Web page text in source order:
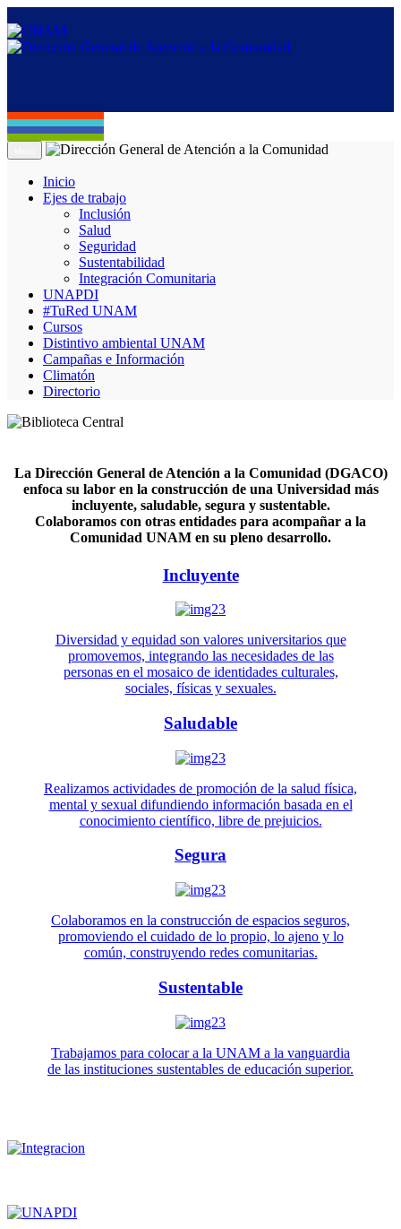
Inicio
Ejes de trabajo
Inclusión
Salud
Seguridad
Sustentabilidad
Integración Comunitaria
UNAPDI
#TuRed UNAM
Cursos
Distintivo ambiental UNAM
Campañas e Información
Climatón
Directorio
La Dirección General de Atención a la Comunidad (DGACO)
enfoca su labor en la construcción de una Universidad más
incluyente, saludable, segura y sustentable.
Colaboramos con otras entidades para acompañar a la
Comunidad UNAM en su pleno desarrollo.
Incluyente
Diversidad y equidad son valores universitarios que
promovemos, integrando las necesidades de las
personas en el mosaico de identidades culturales,
sociales, físicas y sexuales.
Saludable
Realizamos actividades de promoción de la salud física,
mental y sexual difundiendo información basada en el
conocimiento científico, libre de prejuicios.
Segura
Colaboramos en la construcción de espacios seguros,
promoviendo el cuidado de lo propio, lo ajeno y lo
común, construyendo redes comunitarias.
Sustentable
Trabajamos para colocar a la UNAM a la vanguardia
de las instituciones sustentables de educación superior.